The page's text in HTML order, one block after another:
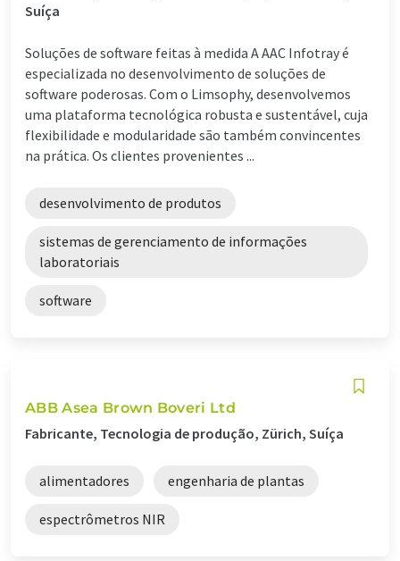
Suíça
Soluções de software feitas à medida A AAC Infotray é
especializada no desenvolvimento de soluções de
software poderosas. Com o Limsophy, desenvolvemos
uma plataforma tecnológica robusta e sustentável, cuja
flexibilidade e modularidade são também convincentes
na prática. Os clientes provenientes ...
desenvolvimento de produtos
sistemas de gerenciamento de informações
laboratoriais
software
ABB Asea Brown Boveri Ltd
Fabricante, Tecnologia de produção, Zürich, Suíça
alimentadores engenharia de plantas
espectrômetros NIR